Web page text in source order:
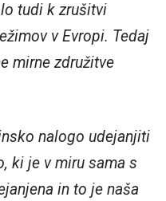
tudi k zrušitvi
v Evropi. Tedaj
mirne združitve
nalogo udejanjiti
ki je v miru sama s
in to je naša